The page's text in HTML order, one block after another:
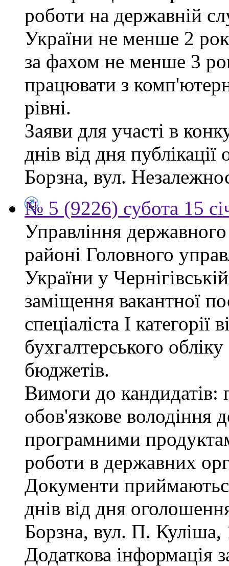
роботи на державній
України не менше 2
за фахом не менше 3
працювати з
рівні.
Заяви для участі в
днів від дня
Борзна, вул.
№ 5 (9226) субота 15
Управління
районі Головного
України у
заміщення вакантної
спеціаліста І категорії
бухгалтерського
бюджетів.
Вимоги до кандидатів:
обов'язкове
програмними
роботи в державних
Документи
днів від дня
Борзна, вул. П. Куліша,
Додаткова інформація